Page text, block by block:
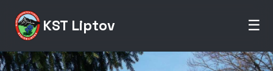
KST Liptov ☰